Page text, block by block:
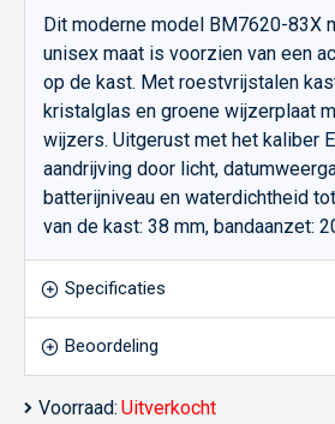
Dit moderne model BM7620-83X
unisex maat is voorzien van een
op de kast. Met roestvrijstalen
kristalglas en groene wijzerplaat
wijzers. Uitgerust met het kaliber
aandrijving door licht,
batterijniveau en waterdichtheid
van de kast: 38 mm, bandaanzet:
Specificaties
Beoordeling
Voorraad: Uitverkocht